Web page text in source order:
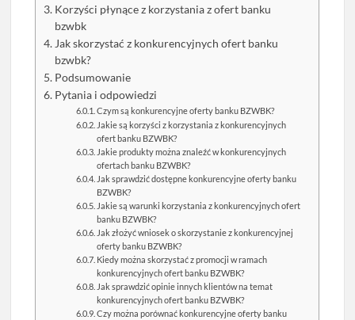
Korzyści płynące z korzystania z ofert banku
bzwbk
Jak skorzystać z konkurencyjnych ofert banku
bzwbk?
Podsumowanie
Pytania i odpowiedzi
Czym są konkurencyjne oferty banku BZWBK?
Jakie są korzyści z korzystania z konkurencyjnych
ofert banku BZWBK?
Jakie produkty można znaleźć w konkurencyjnych
ofertach banku BZWBK?
Jak sprawdzić dostępne konkurencyjne oferty banku
BZWBK?
Jakie są warunki korzystania z konkurencyjnych ofert
banku BZWBK?
Jak złożyć wniosek o skorzystanie z konkurencyjnej
oferty banku BZWBK?
Kiedy można skorzystać z promocji w ramach
konkurencyjnych ofert banku BZWBK?
Jak sprawdzić opinie innych klientów na temat
konkurencyjnych ofert banku BZWBK?
Czy można porównać konkurencyjne oferty banku